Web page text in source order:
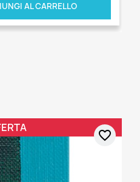
AL CARRELLO
favorite_border